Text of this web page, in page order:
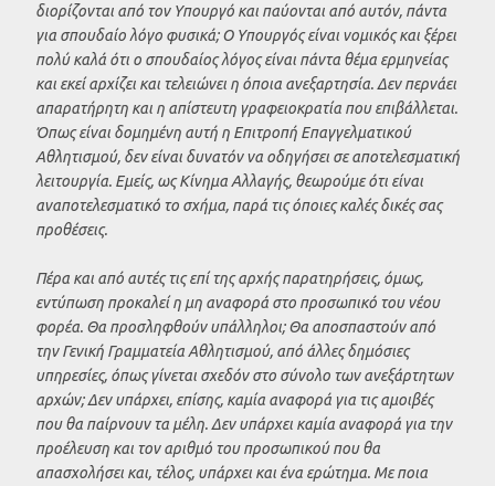
διορίζονται από τον Υπουργό και παύονται από αυτόν, πάντα
για σπουδαίο λόγο φυσικά; Ο Υπουργός είναι νομικός και ξέρει
πολύ καλά ότι ο σπουδαίος λόγος είναι πάντα θέμα ερμηνείας
και εκεί αρχίζει και τελειώνει η όποια ανεξαρτησία. Δεν περνάει
απαρατήρητη και η απίστευτη γραφειοκρατία που επιβάλλεται.
Όπως είναι δομημένη αυτή η Επιτροπή Επαγγελματικού
Αθλητισμού, δεν είναι δυνατόν να οδηγήσει σε αποτελεσματική
λειτουργία. Εμείς, ως Κίνημα Αλλαγής, θεωρούμε ότι είναι
αναποτελεσματικό το σχήμα, παρά τις όποιες καλές δικές σας
προθέσεις.
Πέρα και από αυτές τις επί της αρχής παρατηρήσεις, όμως,
εντύπωση προκαλεί η μη αναφορά στο προσωπικό του νέου
φορέα. Θα προσληφθούν υπάλληλοι; Θα αποσπαστούν από
την Γενική Γραμματεία Αθλητισμού, από άλλες δημόσιες
υπηρεσίες, όπως γίνεται σχεδόν στο σύνολο των ανεξάρτητων
αρχών; Δεν υπάρχει, επίσης, καμία αναφορά για τις αμοιβές
που θα παίρνουν τα μέλη. Δεν υπάρχει καμία αναφορά για την
προέλευση και τον αριθμό του προσωπικού που θα
απασχολήσει και, τέλος, υπάρχει και ένα ερώτημα. Με ποια